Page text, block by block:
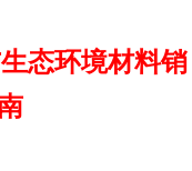
态环境材料销